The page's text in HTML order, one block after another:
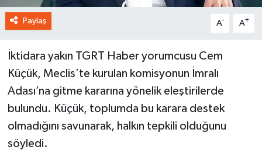
Paylaş A- A+
İktidara yakın TGRT Haber yorumcusu Cem
Küçük, Meclis’te kurulan komisyonun İmralı
Adası’na gitme kararına yönelik eleştirilerde
bulundu. Küçük, toplumda bu karara destek
olmadığını savunarak, halkın tepkili olduğunu
söyledi.